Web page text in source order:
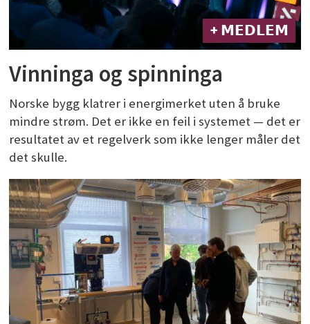
+ 𝗠𝗘𝗗𝗟𝗘𝗠
Vinninga og spinninga
Norske bygg klatrer i energimerket uten å bruke
mindre strøm. Det er ikke en feil i systemet — det er
resultatet av et regelverk som ikke lenger måler det
det skulle.